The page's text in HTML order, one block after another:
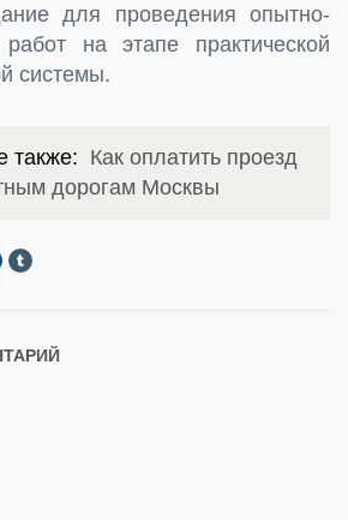
для проведения опытно-
работ на этапе практической
системы.
также: Как оплатить проезд
дорогам Москвы